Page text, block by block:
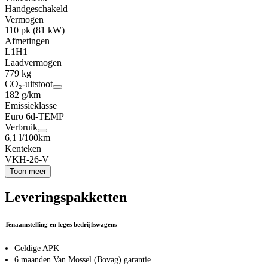
Handgeschakeld
Vermogen
110 pk (81 kW)
Afmetingen
L1H1
Laadvermogen
779 kg
CO₂-uitstoot
182 g/km
Emissieklasse
Euro 6d-TEMP
Verbruik
6,1 l/100km
Kenteken
VKH-26-V
Toon meer
Leveringspakketten
Tenaamstelling en leges bedrijfswagens
Geldige APK
6 maanden Van Mossel (Bovag) garantie